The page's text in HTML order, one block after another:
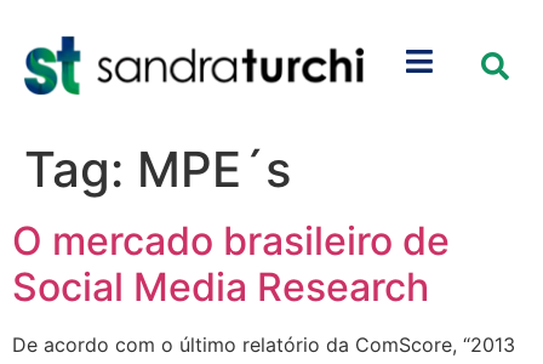
Tag: MPE´s
O mercado brasileiro de
Social Media Research
De acordo com o último relatório da ComScore, “2013